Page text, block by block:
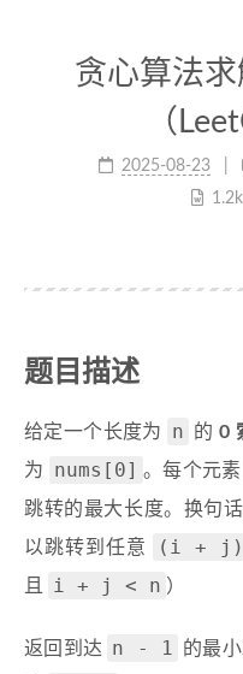
贪心算法
（
2025-08-23
1.2k
题目描述
给定一个长度为 n 的0
为
nums[0] 。每个元素
跳转的最大长度。换句
以跳转到任意
(i + j)
且 i + j < n ）
返回到达 n - 1
的最